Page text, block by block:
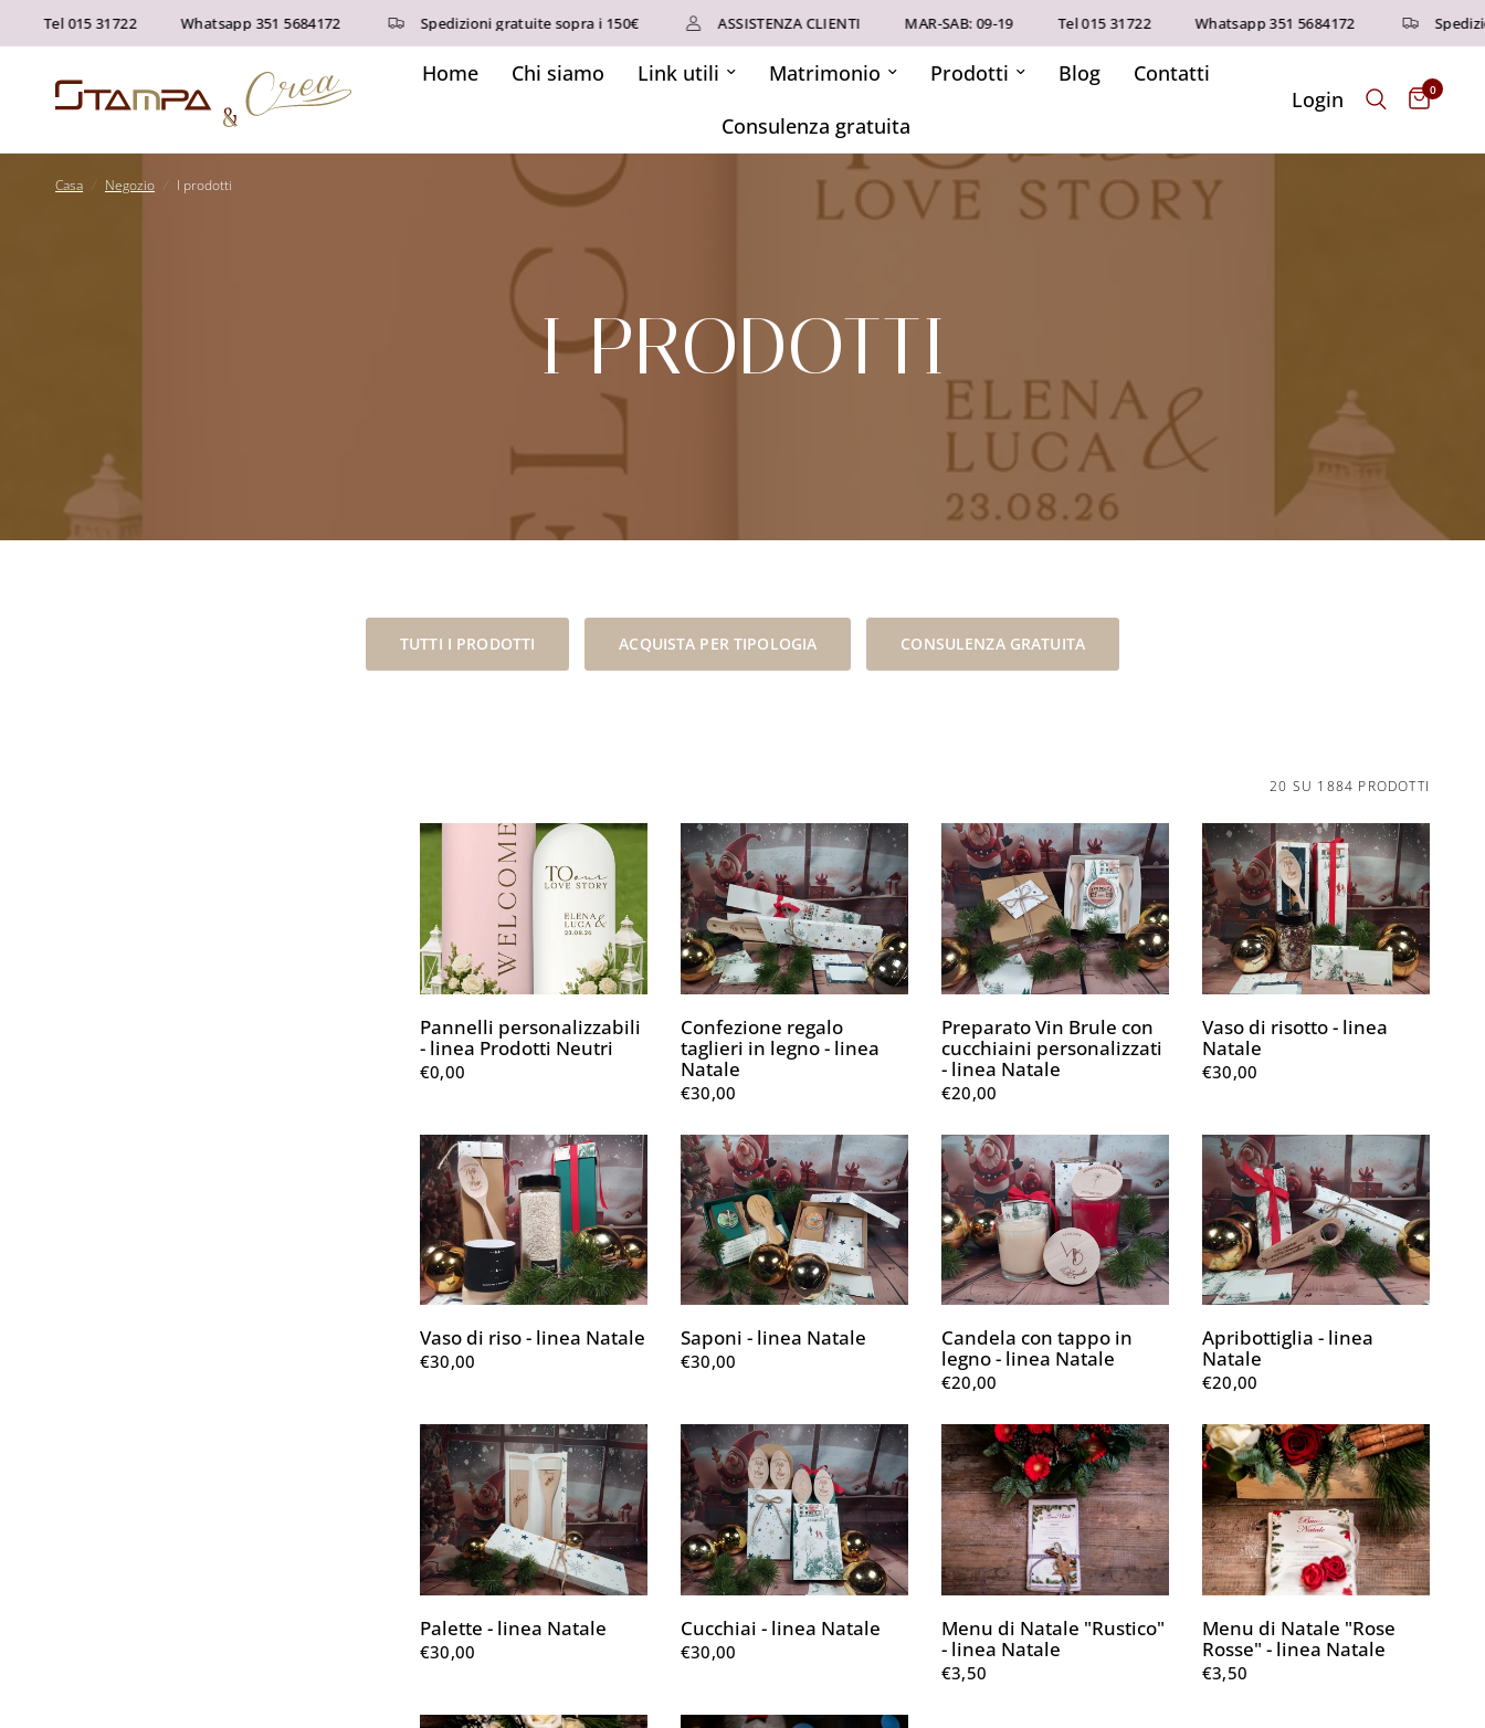
Tel 015 31722 Whatsapp 351 5684172 Spedizioni gratuite sopra i 150€ ASSISTENZA CLIENTI MAR-SAB: 09-19 Tel 015 31722 Whatsapp 351 5684172
Home Chi siamo Link utili Matrimonio Prodotti Blog
Contatti
Consulenza gratuita
Login 0
Casa / Negozio I prodotti
I PRODOTTI
TUTTI I PRODOTTI ACQUISTA PER TIPOLOGIA CONSULENZA GRATUITA
20 SU 1884 PRODOTTI
Pannelli personalizzabili
- linea Prodotti Neutri
€0,00
Confezione regalo
taglieri in legno - linea
Natale
€30,00
Preparato Vin Brule con
cucchiaini personalizzati
- linea Natale
€20,00
Vaso di risotto - linea
Natale
€30,00
Vaso di riso - linea Natale
€30,00
Saponi - linea Natale
€30,00
Candela con tappo in
legno - linea Natale
€20,00
Apribottiglia - linea
Natale
€20,00
Palette - linea Natale
€30,00
Cucchiai - linea Natale
€30,00
Menu di Natale "Rustico"
- linea Natale
€3,50
Menu di Natale "Rose
Rosse" - linea Natale
€3,50